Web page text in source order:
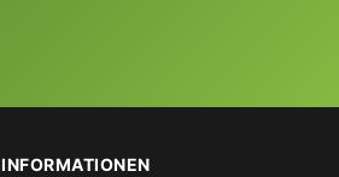
INFORMATIONEN